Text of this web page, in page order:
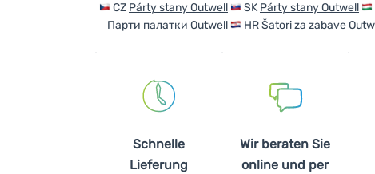
CZ Párty stany Outwell SK Párty stany Outwell
Парти палатки Outwell
HRŠatori za zabave
Schnelle
Lieferung
Wir beraten Sie
online und per